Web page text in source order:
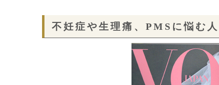
不妊症や生理痛、 PMS に悩む